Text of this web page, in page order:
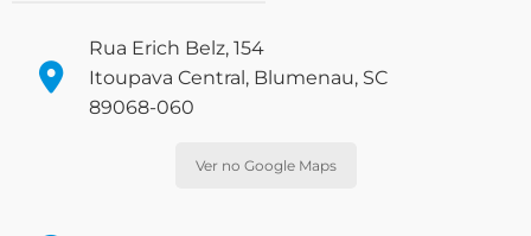
Rua Erich Belz, 154
Itoupava Central, Blumenau, SC
89068-060
Ver no Google Maps